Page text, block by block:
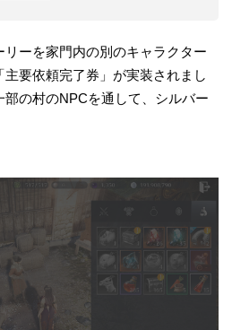
ーを家門内の別のキャラクター
要依頼完了券」が実装されまし
の村のNPCを通して、シルバー